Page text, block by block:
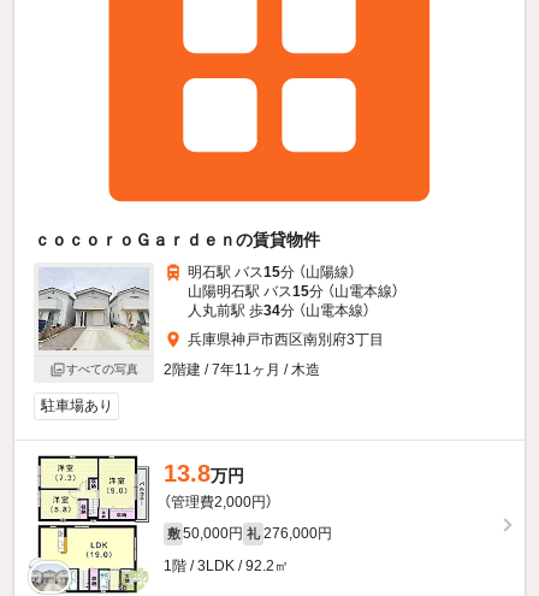
ｃｏｃｏｒｏＧａｒｄｅｎの賃貸物件
すべての写真
明石駅 バス15分 （山陽線）
山陽明石駅 バス15分 （山電本線）
人丸前駅 歩34分 （山電本線）
兵庫県神戸市西区南別府3丁目
2階建 / 7年11ヶ月 / 木造
駐車場あり
13.8万円
（管理費2,000円）
敷 50,000円 礼 276,000円
1階 / 3LDK / 92.2㎡